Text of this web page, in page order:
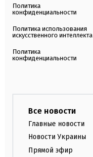
Политика
конфиденциальности
Политика использования
искусственного интеллекта
Политика
конфиденциальности
Все новости
Главные новости
Новости Украины
Прямой эфир